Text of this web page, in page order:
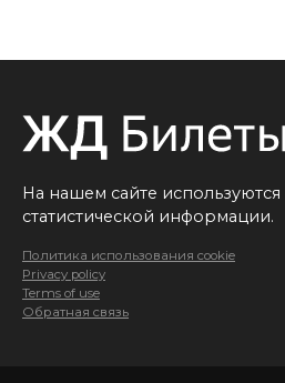
На нашем сайте
статистической информации.
Политика использования cookie
Privacy policy
Terms of use
Обратная связь